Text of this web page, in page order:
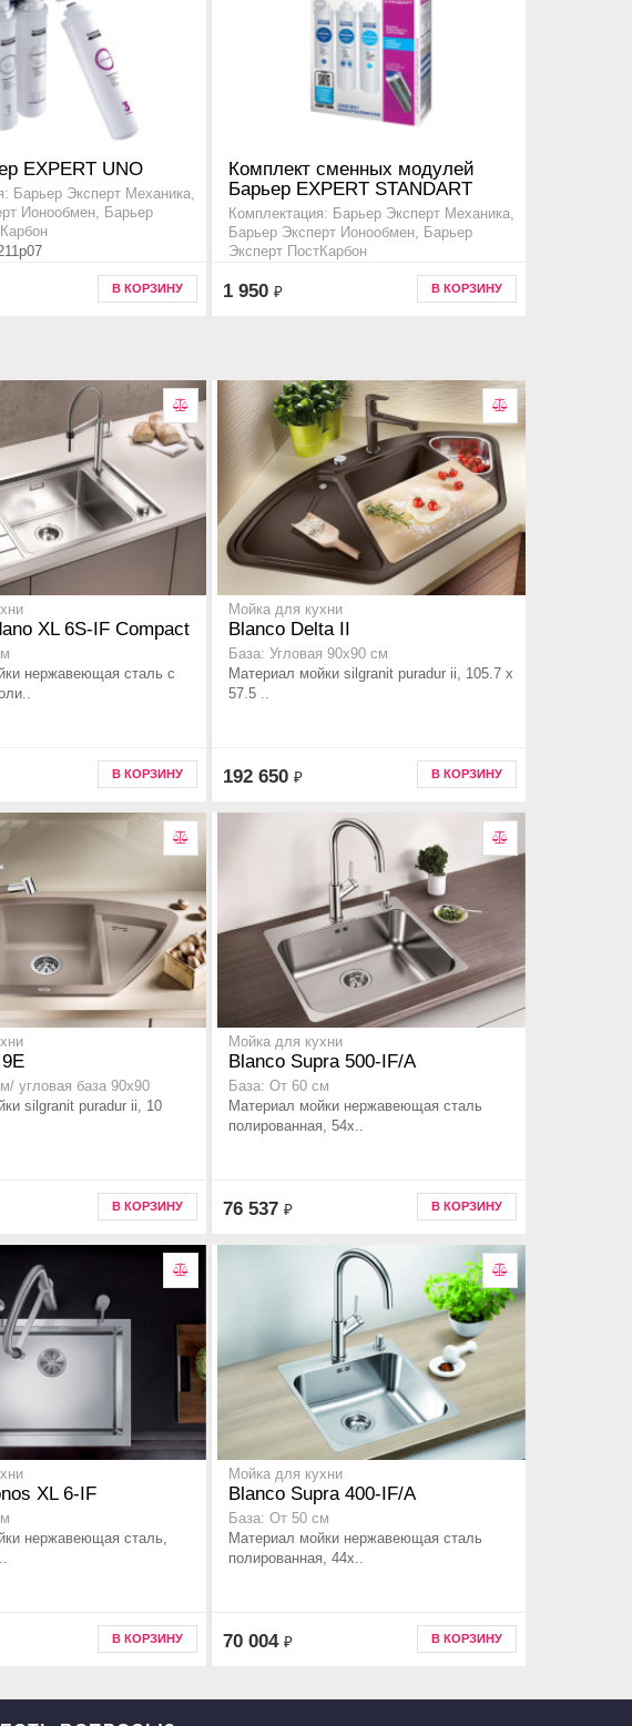
EXPERT UNO
Барьер Эксперт Механика,
Ионообмен, Барьер
В КОРЗИНУ
Комплект сменных модулей
Барьер EXPERT STANDART
Комплектация: Барьер Эксперт Механика,
Барьер Эксперт Ионообмен, Барьер
Эксперт ПостКарбон
1 950 ₽ В КОРЗИНУ
XL 6S-IF Compact
нержавеющая сталь с
В КОРЗИНУ
Мойка для кухни
Blanco Delta II
База: Угловая 90x90 см
Материал мойки silgranit puradur ii, 105.7 x
57.5 ..
192 650 ₽ В КОРЗИНУ
угловая база 90x90
silgranit puradur ii, 10
В КОРЗИНУ
Мойка для кухни
Blanco Supra 500-IF/A
База: От 60 см
Материал мойки нержавеющая сталь
полированная, 54x..
76 537 ₽ В КОРЗИНУ
XL 6-IF
нержавеющая сталь,
В КОРЗИНУ
Мойка для кухни
Blanco Supra 400-IF/A
База: От 50 см
Материал мойки нержавеющая сталь
полированная, 44x..
70 004 ₽ В КОРЗИНУ